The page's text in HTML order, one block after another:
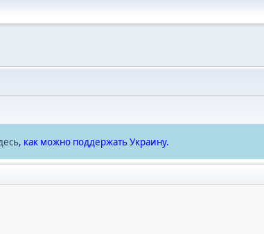
, как можно поддержать Украину.